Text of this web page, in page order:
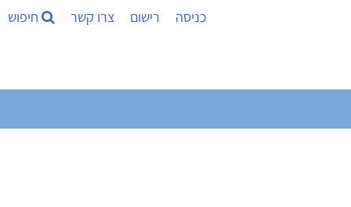
כניסה רישום צרו קשר חיפוש